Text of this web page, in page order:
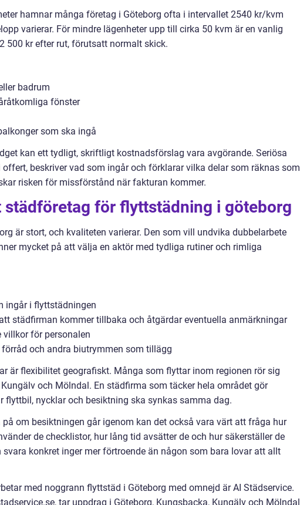
hamnar många företag i Göteborg ofta i intervallet 2540 kr/kvm
varierar. För mindre lägenheter upp till cirka 50 kvm är en vanlig
500 kr efter rut, förutsatt normalt skick.
badrum
fönster
som ska ingå
kan ett tydligt, skriftligt kostnadsförslag vara avgörande. Seriösa
beskriver vad som ingår och förklarar vilka delar som räknas som
risken för missförstånd när fakturan kommer.
städföretag för flyttstädning i göteborg
är stort, och kvaliteten varierar. Den som vill undvika dubbelarbete
mycket på att välja en aktör med tydliga rutiner och rimliga
ingår i flyttstädningen
städfirman kommer tillbaka och åtgärdar eventuella anmärkningar
villkor för personalen
och andra biutrymmen som tillägg
är flexibilitet geografiskt. Många som flyttar inom regionen rör sig
och Mölndal. En städfirma som täcker hela området gör
flyttbil, nycklar och besiktning ska synkas samma dag.
om besiktningen går igenom kan det också vara värt att fråga hur
de checklistor, hur lång tid avsätter de och hur säkerställer de
konkret inger mer förtroende än någon som bara lovar att allt
med noggrann flyttstäd i Göteborg med omnejd är AI Städservice.
tar uppdrag i Göteborg, Kungsbacka, Kungälv och Mölndal